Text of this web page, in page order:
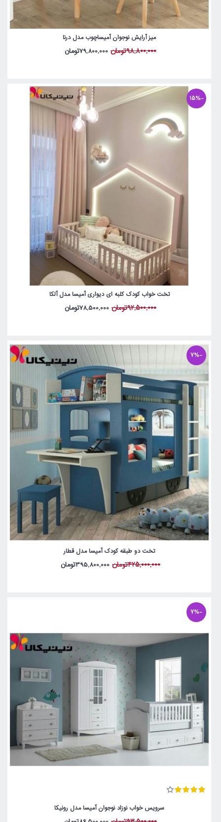
میز آرایش نوجوان آمیساچوب مدل درنا
98,800,000تومان 79,800,000تومان
-15%
تخت خواب کودک کلبه ای دیواری آمیسا مدل آلکا
92,500,000تومان 78,500,000تومان
-7%
تخت دو طبقه کودک آمیسا مدل قطار
425,000,000تومان 395,800,000تومان
-7%
سرویس خواب نوزاد نوجوان آمیسا مدل رونیکا